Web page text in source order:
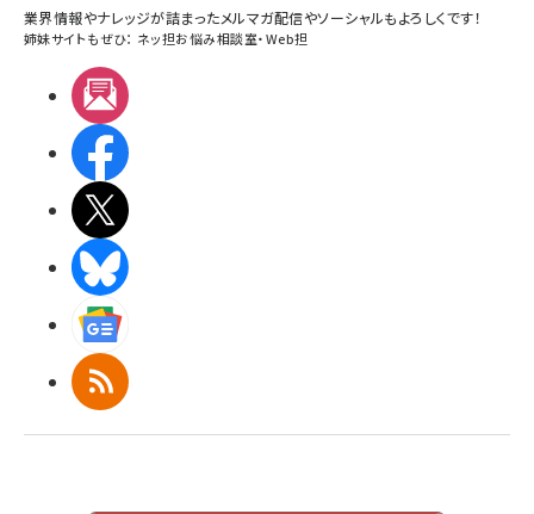
業界情報やナレッジが詰まったメルマガ配信やソーシャルもよろしくです！
姉妹サイトもぜひ： ネッ担お悩み相談室・Web担
RSS